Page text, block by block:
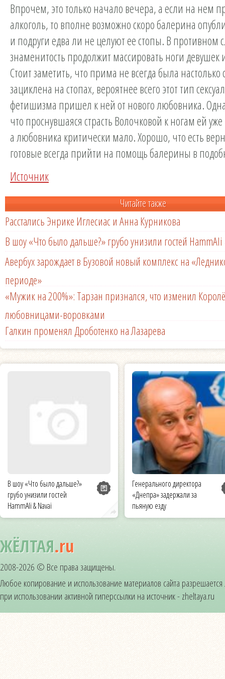
Впрочем, это только начало вечера, а если на нем
алкоголь, то вполне возможно скоро балерина
и подруги едва ли не целуют ее стопы. В противном
знаменитость продолжит массировать ноги
Стоит заметить, что прима не всегда была настолько
зациклена на стопах, вероятнее всего этот тип
фетишизма пришел к ней от нового любовника.
что проснувшаяся страсть Волочковой к ногам ей
а любовника критически мало. Хорошо, что есть
готовые всегда прийти на помощь балерины в
Источник
Читайте также
Расстались Энрике Иглесиас и Анна Курникова
В шоу «Что было дальше?» грубо унизили гостей HammAli
Авербух зарождает в Бузовой новый комплекс на
периоде»
«Мужик на 200%»: Тарзан признался, что изменил
любовницами-воровками
Галкин променял Дроботенко на Лазарева
В шоу «Что было дальше?»
грубо унизили гостей
HammAli & Navai
Генерального директора
«Днепра» задержали за
пьяную езду
ЖЁЛТАЯ.ru
2008-2026 © Все права защищены.
Любое копирование и использование материалов сайта
при использовании активной гиперссылки на источник - zheltaya.ru